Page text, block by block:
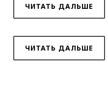
ЧИТАТЬ ДАЛЬШЕ
ЧИТАТЬ ДАЛЬШЕ